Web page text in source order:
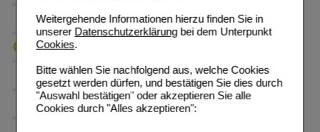
Weitergehende Informationen hierzu finden Sie in
unserer Datenschutzerklärungbei dem Unterpunkt
Cookies.
Bitte wählen Sie nachfolgend aus, welche Cookies
gesetzt werden dürfen, und bestätigen Sie dies durch
"Auswahl bestätigen" oder akzeptieren Sie alle
Cookies durch "Alles akzeptieren":